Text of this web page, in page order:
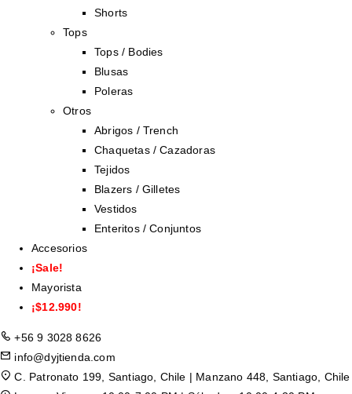
Shorts
Tops
Tops / Bodies
Blusas
Poleras
Otros
Abrigos / Trench
Chaquetas / Cazadoras
Tejidos
Blazers / Gilletes
Vestidos
Enteritos / Conjuntos
Accesorios
¡Sale!
Mayorista
¡$12.990!
+56 9 3028 8626
info@dyjtienda.com
C. Patronato 199, Santiago, Chile | Manzano 448, Santiago, Chile